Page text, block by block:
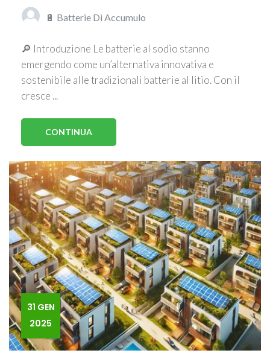
🔋 Batterie Di Accumulo
🔎 Introduzione Le batterie al sodio stanno
emergendo come un’alternativa innovativa e
sostenibile alle tradizionali batterie al litio. Con il
cresce ...
CONTINUA
31 GEN
2025